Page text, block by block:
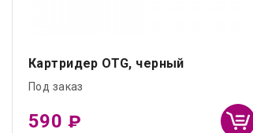
Картридер OTG, черный
Под заказ
590 ₽